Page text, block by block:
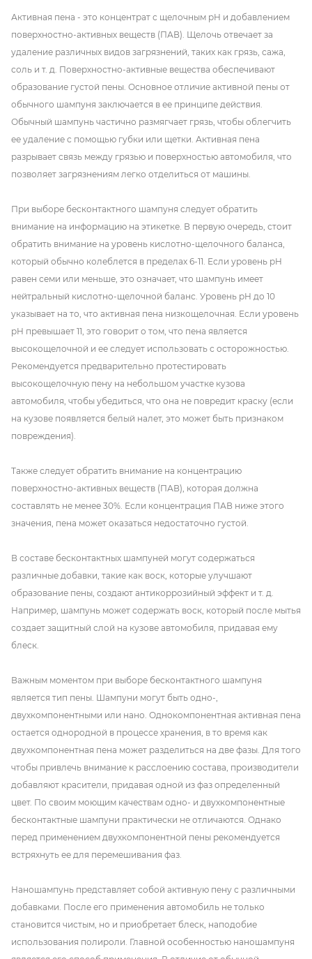
Активная пена - это концентрат с щелочным pH и добавлением
поверхностно-активных веществ (ПАВ). Щелочь отвечает за
удаление различных видов загрязнений, таких как грязь, сажа,
соль и т. д. Поверхностно-активные вещества обеспечивают
образование густой пены. Основное отличие активной пены от
обычного шампуня заключается в ее принципе действия.
Обычный шампунь частично размягчает грязь, чтобы облегчить
ее удаление с помощью губки или щетки. Активная пена
разрывает связь между грязью и поверхностью автомобиля, что
позволяет загрязнениям легко отделиться от машины.
При выборе бесконтактного шампуня следует обратить
внимание на информацию на этикетке. В первую очередь, стоит
обратить внимание на уровень кислотно-щелочного баланса,
который обычно колеблется в пределах 6-11. Если уровень pH
равен семи или меньше, это означает, что шампунь имеет
нейтральный кислотно-щелочной баланс. Уровень pH до 10
указывает на то, что активная пена низкощелочная. Если уровень
pH превышает 11, это говорит о том, что пена является
высокощелочной и ее следует использовать с осторожностью.
Рекомендуется предварительно протестировать
высокощелочную пену на небольшом участке кузова
автомобиля, чтобы убедиться, что она не повредит краску (если
на кузове появляется белый налет, это может быть признаком
повреждения).
Также следует обратить внимание на концентрацию
поверхностно-активных веществ (ПАВ), которая должна
составлять не менее 30%. Если концентрация ПАВ ниже этого
значения, пена может оказаться недостаточно густой.
В составе бесконтактных шампуней могут содержаться
различные добавки, такие как воск, которые улучшают
образование пены, создают антикоррозийный эффект и т. д.
Например, шампунь может содержать воск, который после мытья
создает защитный слой на кузове автомобиля, придавая ему
блеск.
Важным моментом при выборе бесконтактного шампуня
является тип пены. Шампуни могут быть одно-,
двухкомпонентными или нано. Однокомпонентная активная пена
остается однородной в процессе хранения, в то время как
двухкомпонентная пена может разделиться на две фазы. Для того
чтобы привлечь внимание к расслоению состава, производители
добавляют красители, придавая одной из фаз определенный
цвет. По своим моющим качествам одно- и двухкомпонентные
бесконтактные шампуни практически не отличаются. Однако
перед применением двухкомпонентной пены рекомендуется
встряхнуть ее для перемешивания фаз.
Наношампунь представляет собой активную пену с различными
добавками. После его применения автомобиль не только
становится чистым, но и приобретает блеск, наподобие
использования полироли. Главной особенностью наношампуня